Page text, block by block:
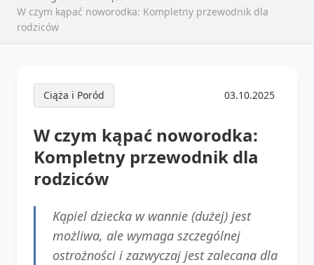
W czym kąpać noworodka: Kompletny przewodnik dla
rodziców
Ciąża i Poród 03.10.2025
W czym kąpać noworodka:
Kompletny przewodnik dla
rodziców
Kąpiel dziecka w wannie (dużej) jest
możliwa, ale wymaga szczególnej
ostrożności i zazwyczaj jest zalecana dla